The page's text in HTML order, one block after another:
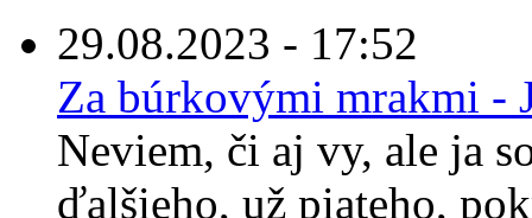
29.08.2023 - 17:52
Za búrkovými mrakmi -
Neviem, či aj vy, ale ja
ďalšieho, už piateho,